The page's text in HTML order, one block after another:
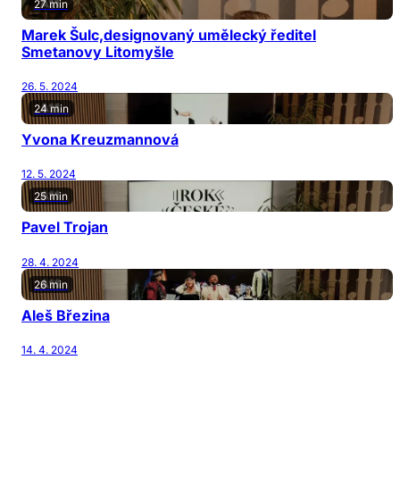
27 min
Marek Šulc,designovaný umělecký ředitel
Smetanovy Litomyšle
26. 5. 2024
24 min
Yvona Kreuzmannová
12. 5. 2024
25 min
Pavel Trojan
28. 4. 2024
26 min
Aleš Březina
14. 4. 2024